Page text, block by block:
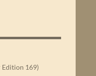
Edition 169)